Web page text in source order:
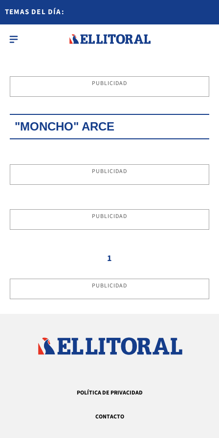
TEMAS DEL DÍA:
PUBLICIDAD
"MONCHO" ARCE
PUBLICIDAD
PUBLICIDAD
1
PUBLICIDAD
POLÍTICA DE PRIVACIDAD
CONTACTO